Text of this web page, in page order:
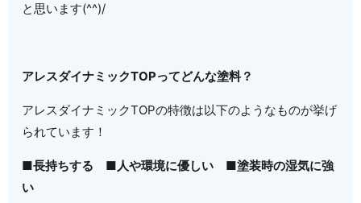
と思います(^^)/
アレスダイナミックTOPってどんな塗料？
アレスダイナミックTOPの特徴は以下のようなものが挙げ
られています！
■長持ちする ■人や環境に優しい ■塗装時の湿気に強
い